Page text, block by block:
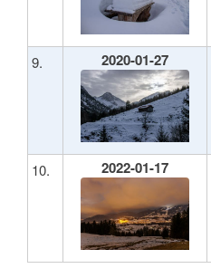
9. 2020-01-27
10. 2022-01-17